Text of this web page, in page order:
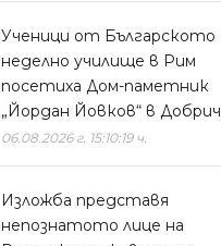
Ученици от Българското
неделно училище в Рим
посетиха Дом-паметник
„Йордан Йовков“ в Добрич
06.08.2026 г. 15:10:19 ч.
Изложба представя
непознатото лице на